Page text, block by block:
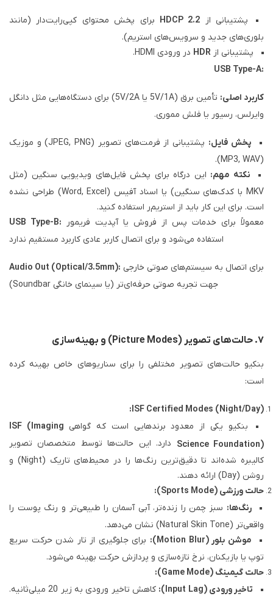
پشتیبانی از HDCP 2.2 برای پخش محتوای کپی‌رایت‌دار (مانند
بلوری‌های جدید و سرویس‌های استریم).
پشتیبانی از HDR در ورودی HDMI.
USB Type-A:
کاربرد اصلی:
تأمین برق (5V/1A یا 5V/2A) برای دستگاه‌هایی مثل دانگل
وایرلس، رسیور یا فلش مموری.
پخش فایل: پشتیبانی از فرمت‌های تصویر (JPEG, PNG) و موزیک
(MP3, WAV).
نکته مهم: این درگاه برای پخش فایل‌های ویدیویی سنگین (مثل
MKV با کدک‌های سنگین) یا اسناد آفیس (Word, Excel) طراحی نشده
است. برای این کار باید از استریم‌ر استفاده کنید.
USB Type-B:
استفاده می‌شود و برای اتصال کاربر عادی کاربرد مستقیم ندارد
Audio Out (Optical/3.5mm):
(Soundbar یا سینمای خانگی) جهت تجربه صوتی حرفه‌ای‌تر
۷. حالت‌های تصویر (Picture Modes) و بهینه‌سازی
بنکیو حالت‌های تصویر مختلفی را برای سناریوهای خاص بهینه کرده
است:
ISF Certified Modes (Night/Day):
بنکیو یکی از معدود برندهایی است که گواهی ISF (Imaging
Science Foundation) دارد. این حالت‌ها توسط متخصصان تصویر
کالیبره شده‌اند تا دقیق‌ترین رنگ‌ها را در محیط‌های تاریک (Night) و
روشن (Day) ارائه دهند.
حالت ورزشی (Sports Mode):
رنگ‌ها: سبز چمن را زنده‌تر، آبی آسمان را طبیعی‌تر و رنگ پوست را
واقعی‌تر (Natural Skin Tone) نشان می‌دهد.
موشن بلور (Motion Blur): برای جلوگیری از تار شدن حرکت سریع
توپ یا بازیکنان، نرخ تازه‌سازی و پردازش حرکت بهینه می‌شود.
حالت گیمینگ (Game Mode):
تاخیر ورودی (Input Lag):
کاهش تاخیر ورودی به زیر 20 میلی‌ثانیه.